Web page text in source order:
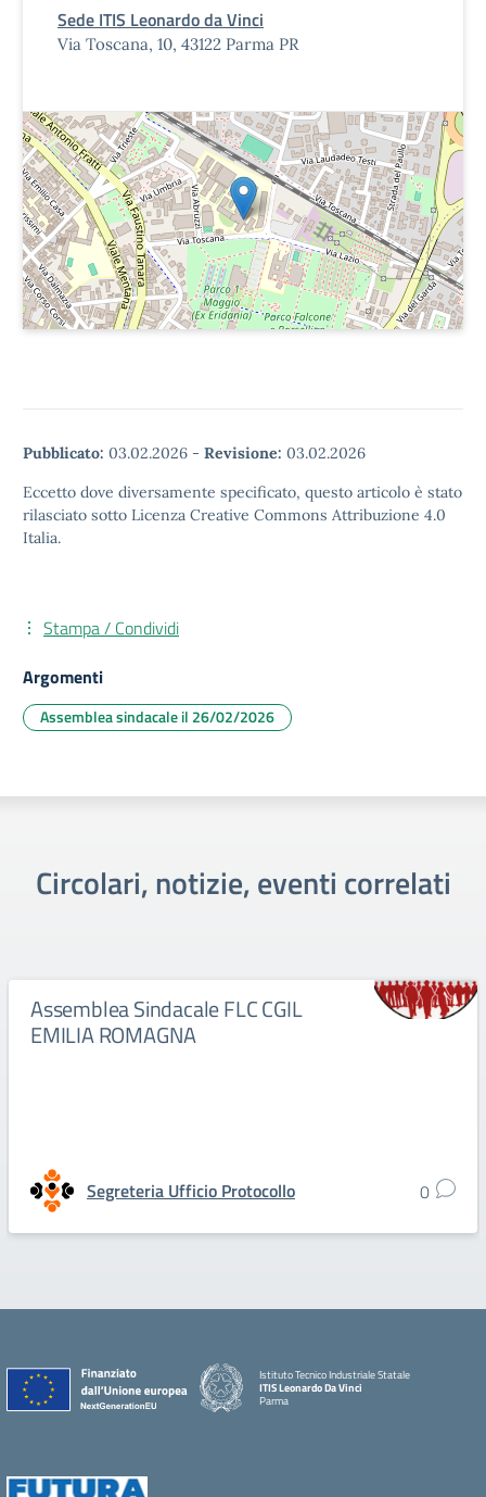
Sede ITIS Leonardo da Vinci
Via Toscana, 10, 43122 Parma PR
Pubblicato: 03.02.2026 - Revisione: 03.02.2026
Eccetto dove diversamente specificato, questo articolo è stato
rilasciato sotto Licenza Creative Commons Attribuzione 4.0
Italia.
Stampa / Condividi
Argomenti
Assemblea sindacale il 26/02/2026
Circolari, notizie, eventi correlati
Assemblea Sindacale FLC CGIL
EMILIA ROMAGNA
Segreteria Ufficio Protocollo 0
Istituto Tecnico Industriale Statale
ITIS Leonardo Da Vinci
Parma